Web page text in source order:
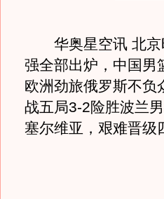
华奥星空讯 北京
强全部出炉，中国男
欧洲劲旅俄罗斯不负
战五局3-2险胜波兰
塞尔维亚，艰难晋级